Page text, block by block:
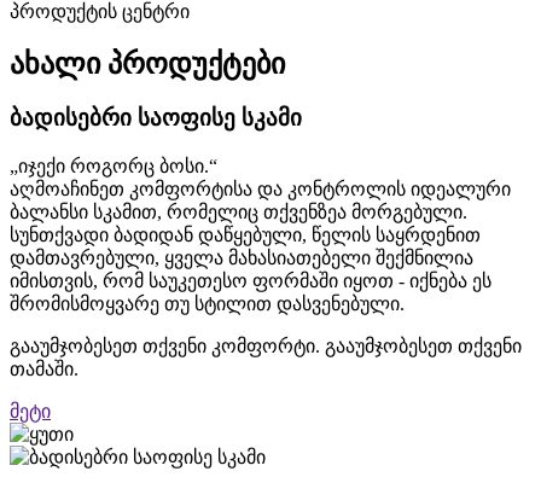
პროდუქტის ცენტრი
ახალი პროდუქტები
ბადისებრი საოფისე სკამი
„იჯექი როგორც ბოსი.“
აღმოაჩინეთ კომფორტისა და კონტროლის იდეალური
ბალანსი სკამით, რომელიც თქვენზეა მორგებული.
სუნთქვადი ბადიდან დაწყებული, წელის საყრდენით
დამთავრებული, ყველა მახასიათებელი შექმნილია
იმისთვის, რომ საუკეთესო ფორმაში იყოთ - იქნება ეს
შრომისმოყვარე თუ სტილით დასვენებული.
გააუმჯობესეთ თქვენი კომფორტი. გააუმჯობესეთ თქვენი
თამაში.
მეტი